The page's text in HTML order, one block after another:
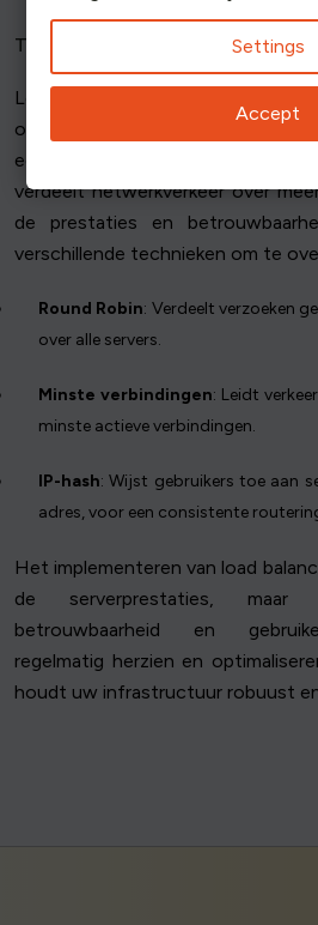
Technieken voor taakverdeling
Load balancing helpt bij het
over meerdere servers,
een enkele server overbelast
verdeelt netwerkverkeer over
de prestaties en
verschillende technieken om te
Round Robin: Verdeelt verzoeken
over alle servers.
Minste verbindingen: Leidt
minste actieve verbindingen.
IP-hash: Wijst gebruikers toe aan
adres, voor een consistente
Het implementeren van load
de serverprestaties,
betrouwbaarheid en
regelmatig herzien en
houdt uw infrastructuur robuust
Settings
Accept